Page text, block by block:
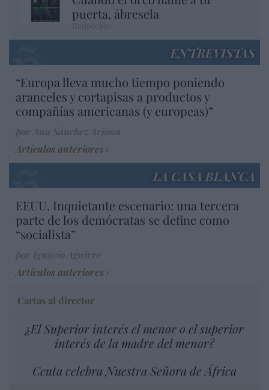
puerta, ábresela
ENTREVISTAS
“Europa lleva mucho tiempo poniendo
aranceles y cortapisas a productos y
compañías americanas (y europeas)”
Artículos anteriores
LA CASA BLANCA
EEUU. Inquietante escenario: una tercera
parte de los demócratas se define como
“socialista”
Artículos anteriores
Cartas al director
¿El Superior interés el menor o el superior
interés de la madre del menor?
Ceuta celebra Nuestra Señora de África